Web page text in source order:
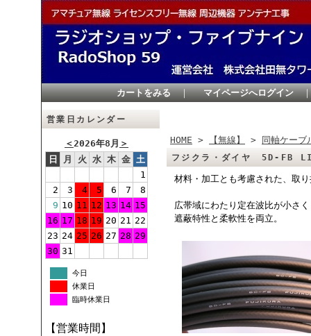
カートをみる ｜ マイページへログイン
営業日カレンダー
＜2026年8月 ＞
日
月 火 水 木 金 土
1
2
3 4 5 6 7
8
9 10 11 12 13 14 15
16 17 18 19 20 21 22
23 24 25 26 27 28 29
30 31
今日
休業日
臨時休業日
【営業時間】
HOME > 【無線】 > 同軸ケーブ
フジクラ・ダイヤ 5D-FB
材料・加工とも考慮された、取
広帯域にわたり定在波比が小さ
遮蔽特性と柔軟性を両立。